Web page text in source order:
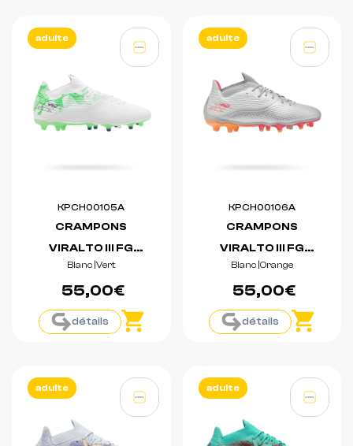
adulte
KPCH00105A
CRAMPONS
VIRALTO III FG
ABSTRACT
Blanc Vert
55,00€
détails
adulte
KPCH00106A
CRAMPONS
VIRALTO III FG
PLATINUM GAMES
Blanc Orange
55,00€
détails
adulte adulte